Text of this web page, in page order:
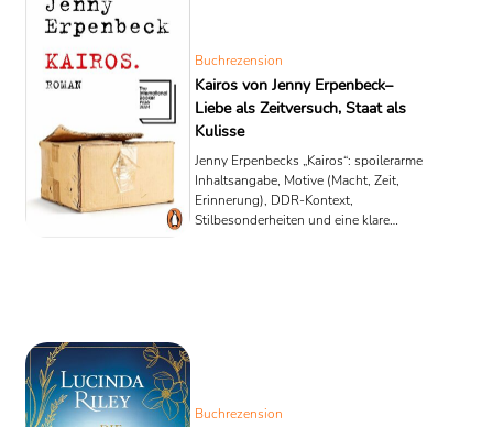
Buchrezension
Kairos von Jenny Erpenbeck–
Liebe als Zeitversuch, Staat als
Kulisse
Jenny Erpenbecks „Kairos“: spoilerarme
Inhaltsangabe, Motive (Macht, Zeit,
Erinnerung), DDR-Kontext,
Stilbesonderheiten und eine klare
Buchrezension